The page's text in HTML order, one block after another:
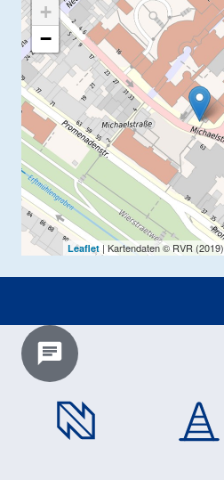
+
−
Leaflet | Kartendaten © RVR (2019)
Chatbot laden?